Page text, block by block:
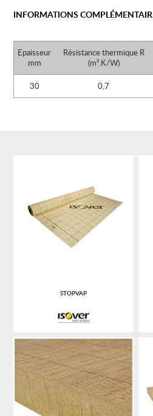
INFORMATIONS
Epaisseur
mm
Résistance thermique R
(m².K/W)
30 0,7
STOPVAP